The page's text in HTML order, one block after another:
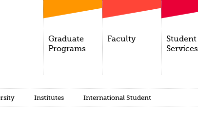
Graduate
Programs
Faculty
Student
Services
Institutes International Student